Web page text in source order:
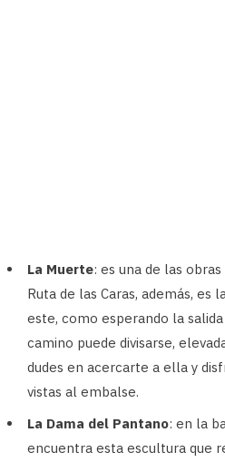
La Muerte: es una de las
Ruta de las Caras, además, es
este, como esperando la
camino puede divisarse,
dudes en acercarte a ella y
vistas al embalse.
La Dama del Pantano: en la
encuentra esta escultura que